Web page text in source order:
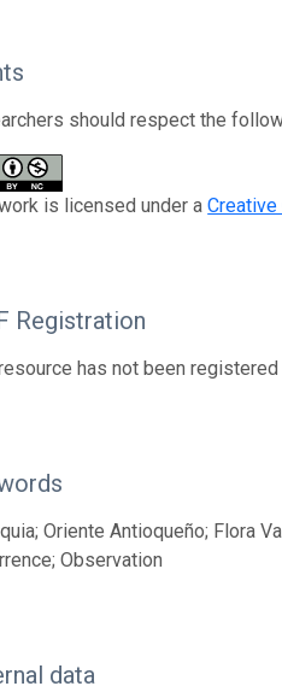
should respect the
is licensed under aCreative
Registration
has not been registered
Oriente Antioqueño; Flora
Observation
data